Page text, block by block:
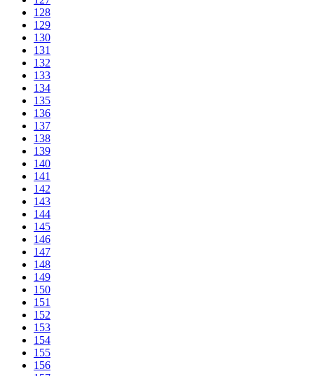
128
129
130
131
132
133
134
135
136
137
138
139
140
141
142
143
144
145
146
147
148
149
150
151
152
153
154
155
156